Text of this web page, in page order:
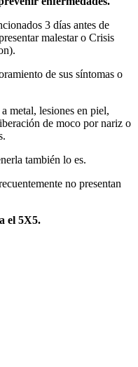
3 días antes de
malestar o Crisis
de sus síntomas o
metal, lesiones en piel,
de moco por nariz o
también lo es.
no presentan
el 5X5.